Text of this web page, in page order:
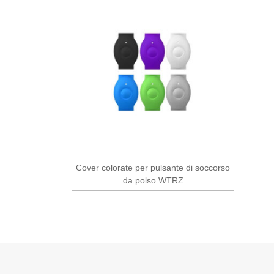
Cover colorate per pulsante di soccorso
da polso WTRZ